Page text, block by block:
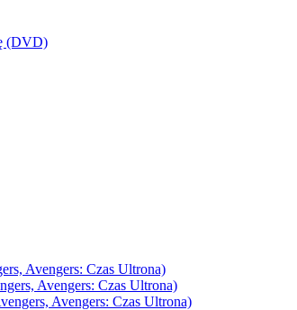
(DVD)
Avengers: Czas Ultrona)
Avengers: Czas Ultrona)
Avengers: Czas Ultrona)